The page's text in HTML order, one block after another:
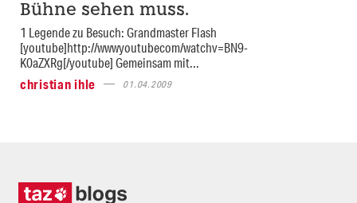
Bühne sehen muss.
1 Legende zu Besuch: Grandmaster Flash
[youtube]http://wwwyoutubecom/watchv=BN9-
K0aZXRg[/youtube] Gemeinsam mit...
christian ihle
01.04.2009